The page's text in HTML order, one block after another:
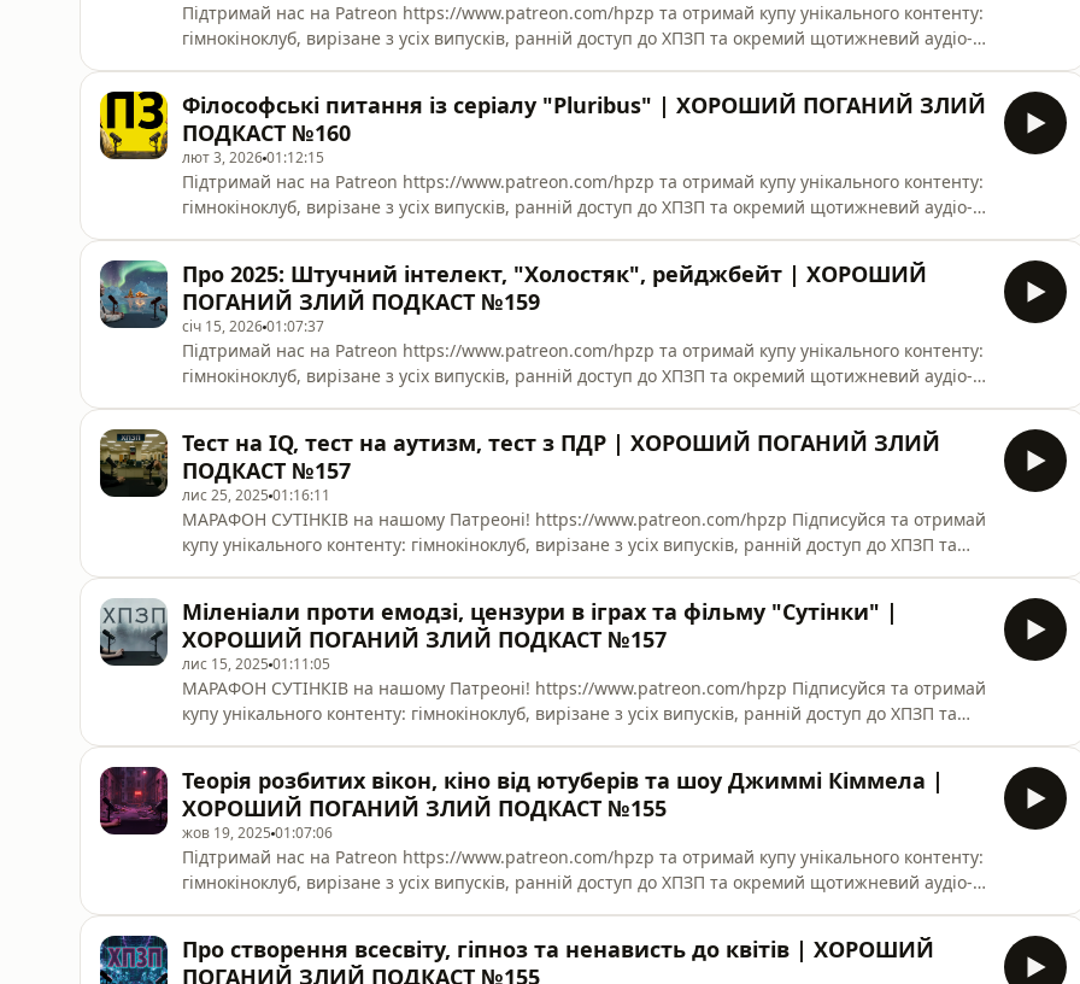
Підтримай нас на Patreon https://www.patreon.com/hpzp та отримай купу унікального контенту:
гімнокіноклуб, вирізане з усіх випусків, ранній доступ до ХПЗП та окремий щотижневий аудіо-
00:13:30 - що таке фінансова домінація; 00:15:15 - платити - це чоловіча гендарна роль;
00:21:07 - чоловіки та лисіння; 00:32
Філософські питання із серіалу "Pluribus" | ХОРОШИЙ ПОГАНИЙ ЗЛИЙ
ПОДКАСТ №160
лют 3, 202601:12:15
Підтримай нас на Patreon https://www.patreon.com/hpzp та отримай купу унікального контенту:
гімнокіноклуб, вирізане з усіх випусків, ранній доступ до ХПЗП та окремий щотижневий аудіо-
мову; 04:45 - серіал "Pluribus" (Єдина) та філосовські питання, які він піднімає; 24:12 - про
"Дивні дива" та чому до нь
Про 2025: Штучний інтелект, "Холостяк", рейджбейт | ХОРОШИЙ
ПОГАНИЙ ЗЛИЙ ПОДКАСТ №159
січ 15, 202601:07:37
Підтримай нас на Patreon https://www.patreon.com/hpzp та отримай купу унікального контенту:
гімнокіноклуб, вирізане з усіх випусків, ранній доступ до ХПЗП та окремий щотижневий аудіо-
додатків; 03:27 - що гуглили українці в 2025 році; 09:05 - секрет успіху "Холостяка" та подвійні
стандарти; 15:00 - про
Тест на IQ, тест на аутизм, тест з ПДР | ХОРОШИЙ ПОГАНИЙ ЗЛИЙ
ПОДКАСТ №157
лис 25, 2025 01:16:11
МАРАФОН СУТІНКІВ на нашому Патреоні! https://www.patreon.com/hpzp Підписуйся та отримай
купу унікального контенту: гімнокіноклуб, вирізане з усіх випусків, ранній доступ до ХПЗП та
Трамп проходив IQ тест; 17:15 - п
Міленіали проти емодзі, цензури в іграх та фільму "Сутінки" |
ХОРОШИЙ ПОГАНИЙ ЗЛИЙ ПОДКАСТ №157
лис 15, 2025 01:11:05
МАРАФОН СУТІНКІВ на нашому Патреоні! https://www.patreon.com/hpzp Підписуйся та отримай
купу унікального контенту: гімнокіноклуб, вирізане з усіх випусків, ранній доступ до ХПЗП та
"Миротворець" та Фортнайт; 17:43 - марні
Теорія розбитих вікон, кіно від ютуберів та шоу Джиммі Кіммела |
ХОРОШИЙ ПОГАНИЙ ЗЛИЙ ПОДКАСТ №155
жов 19, 2025 01:07:06
Підтримай нас на Patreon https://www.patreon.com/hpzp та отримай купу унікального контенту:
гімнокіноклуб, вирізане з усіх випусків, ранній доступ до ХПЗП та окремий щотижневий аудіо-
не існує; 07:36 - змінюємо систему на краще; 11:22 - як Костя полюбив матчу та став хіпстером
третьої хвилі; 16:51 - як
Про створення всесвіту, гіпноз та ненависть до квітів | ХОРОШИЙ
ПОГАНИЙ ЗЛИЙ ПОДКАСТ №155